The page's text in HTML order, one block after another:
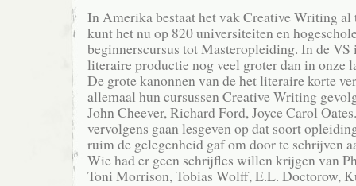
In Amerika bestaat het vak Creative Writing
kunt het nu op 820 universiteiten en
beginnerscursus tot Masteropleiding. In de VS
literaire productie nog veel groter dan in onze
De grote kanonnen van de het literaire korte
allemaal hun cursussen Creative Writing
John Cheever, Richard Ford, Joyce Carol
vervolgens gaan lesgeven op dat soort
ruim de gelegenheid gaf om door te schrijven
Wie had er geen schrijfles willen krijgen van
Toni Morrison, Tobias Wolff, E.L. Doctorow,